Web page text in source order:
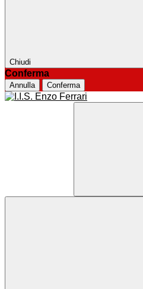
Chiudi
Conferma
Annulla Conferma